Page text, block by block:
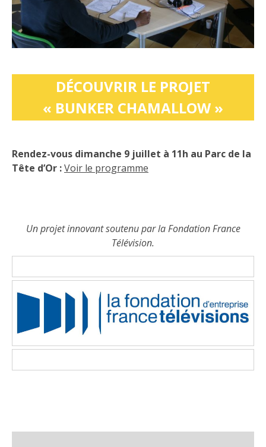
DÉCOUVRIR LE PROJET
« BUNKER CHAMALLOW »
Rendez-vous dimanche 9 juillet à 11h au Parc de la
Tête d’Or :Voir le programme
Un projet innovant soutenu par la Fondation France
Télévision.